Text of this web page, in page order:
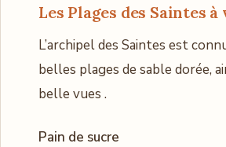
Les Plages des Saintes
L’archipel des Saintes est
belles plages de sable dorée,
belle vues .
Pain de sucre